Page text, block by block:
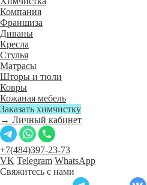
Компания
Франшиза
Диваны
Кресла
Стулья
Матрасы
Шторы и тюли
Ковры
Кожаная мебель
Заказать химчистку
→ Личный кабинет
+7(484)397-23-73
VK Telegram WhatsApp
Свяжитесь с нами